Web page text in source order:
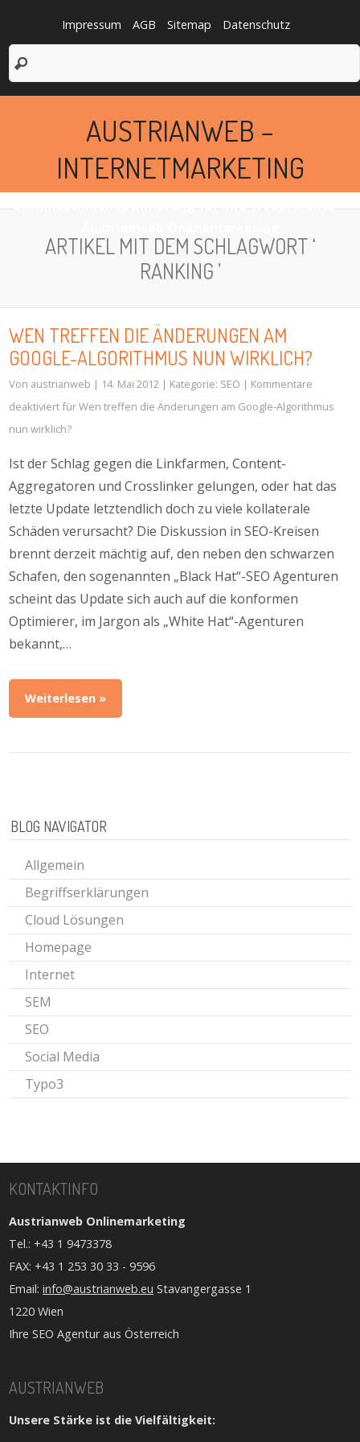
Impressum AGB Sitemap Datenschutz
AUSTRIANWEB –
INTERNETMARKETING
ARTIKEL MIT DEM SCHLAGWORT ‘
RANKING ’
WEN TREFFEN DIE ÄNDERUNGEN AM
GOOGLE-ALGORITHMUS NUN WIRKLICH?
Von austrianweb | 14. Mai 2012 | Kategorie: SEO | Kommentare
deaktiviert für Wen treffen die Änderungen am Google-Algorithmus
nun wirklich?
Ist der Schlag gegen die Linkfarmen, Content-
Aggregatoren und Crosslinker gelungen, oder hat das
letzte Update letztendlich doch zu viele kollaterale
Schäden verursacht? Die Diskussion in SEO-Kreisen
brennt derzeit mächtig auf, den neben den schwarzen
Schafen, den sogenannten „Black Hat“-SEO Agenturen
scheint das Update sich auch auf die konformen
Optimierer, im Jargon als „White Hat“-Agenturen
bekannt,…
Weiterlesen »
BLOG NAVIGATOR
Allgemein
Begriffserklärungen
Cloud Lösungen
Homepage
Internet
SEM
SEO
Social Media
Typo3
KONTAKTINFO
Austrianweb Onlinemarketing
Tel.: +43 1 9473378
FAX: +43 1 253 30 33 - 9596
Email:info@austrianweb.eu Stavangergasse 1
1220 Wien
Ihre SEO Agentur aus Österreich
AUSTRIANWEB
Unsere Stärke ist die Vielfältigkeit: